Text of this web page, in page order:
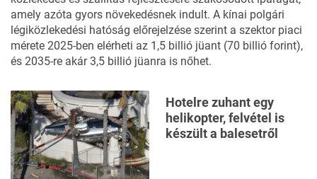
amely azóta gyors növekedésnek indult. A kínai polgári
légiközlekedési hatóság előrejelzése szerint a szektor piaci
mérete 2025-ben elérheti az 1,5 billió jüant (70 billió forint),
és 2035-re akár 3,5 billió jüanra is nőhet.
Hotelre zuhant egy
helikopter, felvétel is
készült a balesetről